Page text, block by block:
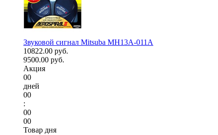
Звуковой сигнал Mitsuba MH13A-011A
10822.00 руб.
9500.00 руб.
Акция
00
дней
00
:
00
00
Товар дня